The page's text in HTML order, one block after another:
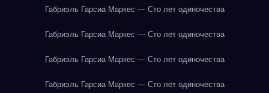
Габриэль Гарсиа Маркес — Сто лет одиночества
Габриэль Гарсиа Маркес — Сто лет одиночества
Габриэль Гарсиа Маркес — Сто лет одиночества
Габриэль Гарсиа Маркес — Сто лет одиночества